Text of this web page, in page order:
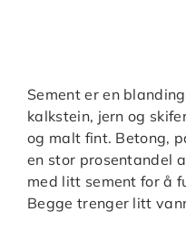
Sement er en
kalkstein, jern og
og malt fint. Betong,
en stor prosentandel
med litt sement for å
Begge trenger litt